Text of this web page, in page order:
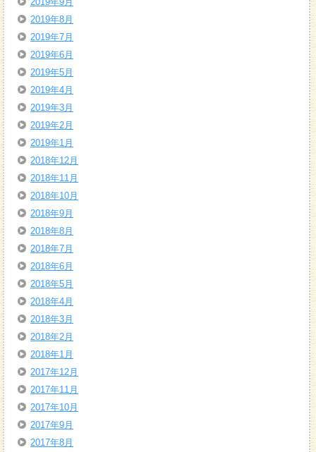
2019年8月
2019年7月
2019年6月
2019年5月
2019年4月
2019年3月
2019年2月
2019年1月
2018年12月
2018年11月
2018年10月
2018年9月
2018年8月
2018年7月
2018年6月
2018年5月
2018年4月
2018年3月
2018年2月
2018年1月
2017年12月
2017年11月
2017年10月
2017年9月
2017年8月